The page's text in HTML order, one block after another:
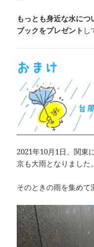
もっとも身近な水に
ブックをプレゼント し
2021年10月1日、関東
京も大雨となりました。
そのときの雨を集めて